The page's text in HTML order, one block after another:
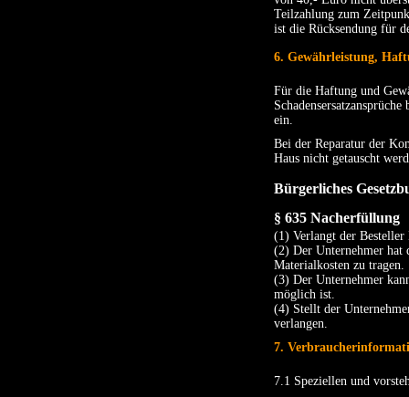
Teilzahlung zum
ist die Rücksendung für
6. Gewährleistung,
Für die Haftung und
ein.
Bei der Reparatur der
Haus nicht getauscht
Bürgerliches
§ 635 Nacherfüllung
(1) Verlangt der Besteller
(2) Der Unternehmer hat
Materialkosten zu tragen.
(3) Der Unternehmer
möglich ist.
(4) Stellt der
verlangen.
7.
7.1 Speziellen und